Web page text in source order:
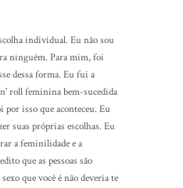
individual. Eu não sou
ninguém. Para mim, foi
dessa forma. Eu fui a
roll feminina bem-sucedida
por isso que aconteceu. Eu
suas próprias escolhas. Eu
a feminilidade e a
que as pessoas são
que você é não deveria te